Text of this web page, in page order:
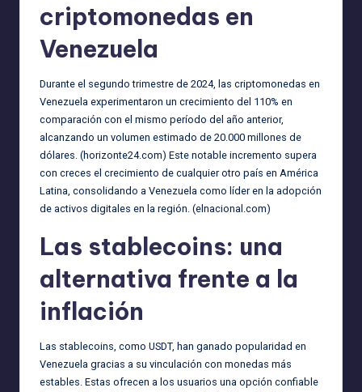
criptomonedas en
Venezuela
Durante el segundo trimestre de 2024, las criptomonedas en
Venezuela experimentaron un crecimiento del 110% en
comparación con el mismo período del año anterior,
alcanzando un volumen estimado de 20.000 millones de
dólares. (horizonte24.com) Este notable incremento supera
con creces el crecimiento de cualquier otro país en América
Latina, consolidando a Venezuela como líder en la adopción
de activos digitales en la región. (elnacional.com)
Las stablecoins: una
alternativa frente a la
inflación
Las stablecoins, como USDT, han ganado popularidad en
Venezuela gracias a su vinculación con monedas más
estables. Estas ofrecen a los usuarios una opción confiable